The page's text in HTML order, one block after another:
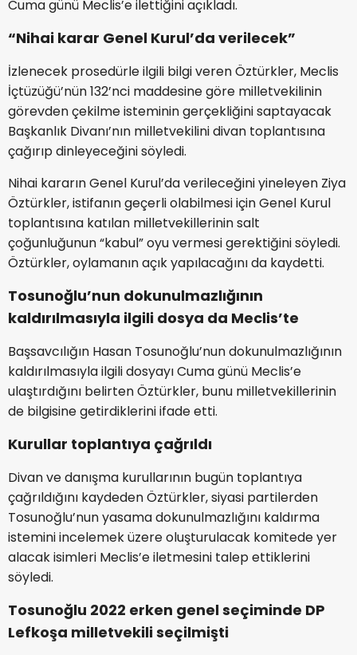
Cuma günü Meclis’e ilettiğini açıkladı.
“Nihai karar Genel Kurul’da verilecek”
İzlenecek prosedürle ilgili bilgi veren Öztürkler, Meclis
İçtüzüğü’nün 132’nci maddesine göre milletvekilinin
görevden çekilme isteminin gerçekliğini saptayacak
Başkanlık Divanı’nın milletvekilini divan toplantısına
çağırıp dinleyeceğini söyledi.
Nihai kararın Genel Kurul’da verileceğini yineleyen Ziya
Öztürkler, istifanın geçerli olabilmesi için Genel Kurul
toplantısına katılan milletvekillerinin salt
çoğunluğunun “kabul” oyu vermesi gerektiğini söyledi.
Öztürkler, oylamanın açık yapılacağını da kaydetti.
Tosunoğlu’nun dokunulmazlığının
kaldırılmasıyla ilgili dosya da Meclis’te
Başsavcılığın Hasan Tosunoğlu’nun dokunulmazlığının
kaldırılmasıyla ilgili dosyayı Cuma günü Meclis’e
ulaştırdığını belirten Öztürkler, bunu milletvekillerinin
de bilgisine getirdiklerini ifade etti.
Kurullar toplantıya çağrıldı
Divan ve danışma kurullarının bugün toplantıya
çağrıldığını kaydeden Öztürkler, siyasi partilerden
Tosunoğlu’nun yasama dokunulmazlığını kaldırma
istemini incelemek üzere oluşturulacak komitede yer
alacak isimleri Meclis’e iletmesini talep ettiklerini
söyledi.
Tosunoğlu 2022 erken genel seçiminde DP
Lefkoşa milletvekili seçilmişti